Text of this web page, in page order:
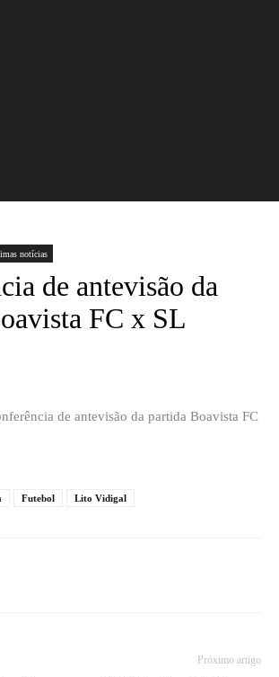
notícias
de antevisão da
FC x SL
de antevisão da partida Boavista FC
Futebol Lito Vidigal
Próximo artigo